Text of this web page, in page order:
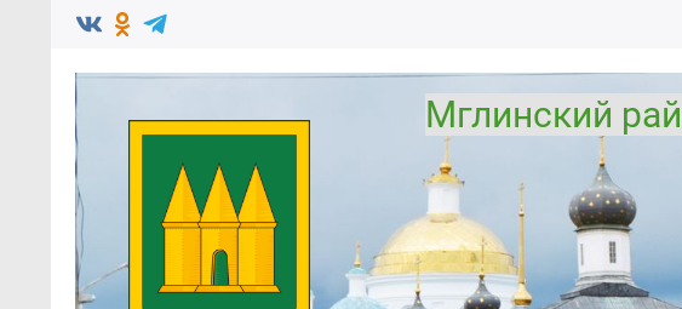
Мглинский